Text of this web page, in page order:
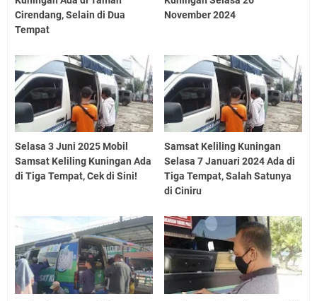
Cirendang, Selain di Dua
Tempat
November 2024
Selasa 3 Juni 2025 Mobil
Samsat Keliling Kuningan Ada
di Tiga Tempat, Cek di Sini!
Samsat Keliling Kuningan
Selasa 7 Januari 2024 Ada di
Tiga Tempat, Salah Satunya
di Ciniru